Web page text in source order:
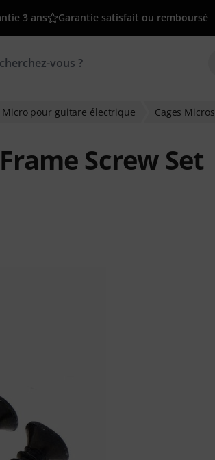
3 ans Garantie satisfait ou remboursé
Micro pour guitare électrique Cages Micros
Screw Set